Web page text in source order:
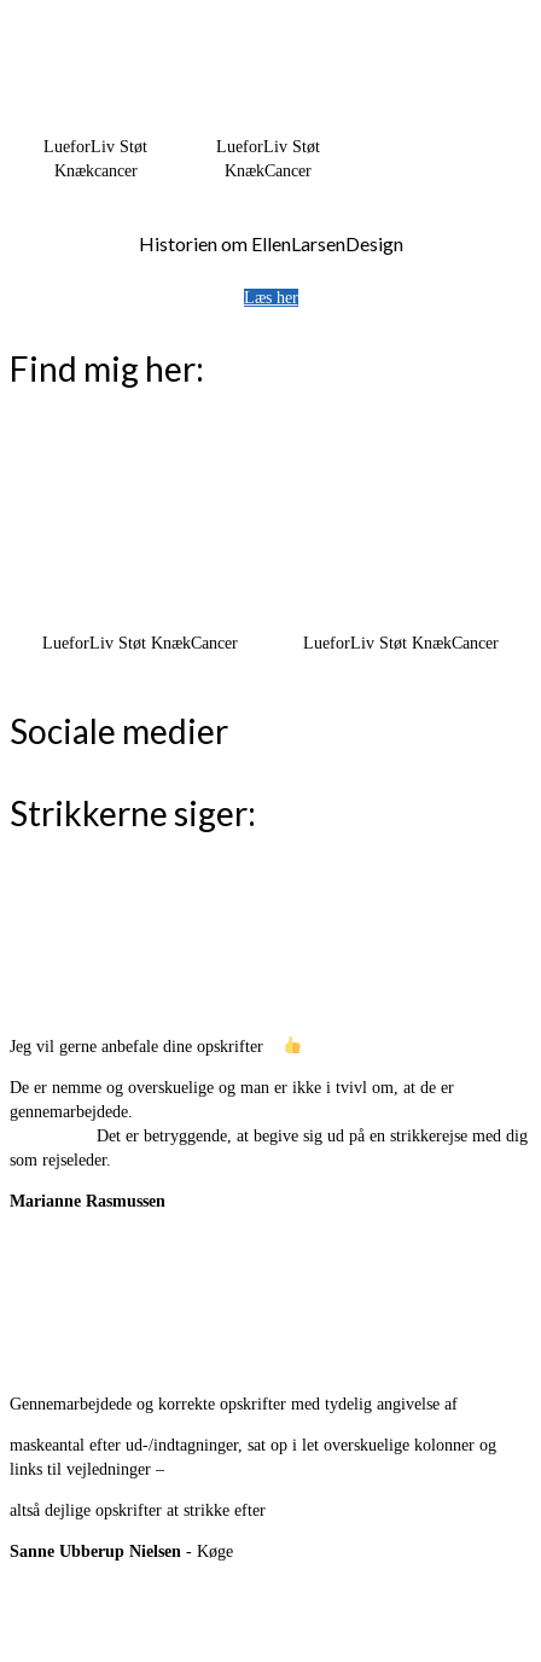
LueforLiv Støt
Knækcancer
LueforLiv Støt
KnækCancer
Historien om EllenLarsenDesign
Læs her
Find mig her:
LueforLiv Støt KnækCancer LueforLiv Støt KnækCancer
Sociale medier
Strikkerne siger:
Jeg vil gerne anbefale dine opskrifter
De er nemme og overskuelige og man er ikke i tvivl om, at de er
gennemarbejdede.
Det er betryggende, at begive sig ud på en strikkerejse med dig
som rejseleder.
Marianne Rasmussen
Gennemarbejdede og korrekte opskrifter med tydelig angivelse af
maskeantal efter ud-/indtagninger, sat op i let overskuelige kolonner og
links til vejledninger –
altså dejlige opskrifter at strikke efter
Sanne Ubberup Nielsen - Køge